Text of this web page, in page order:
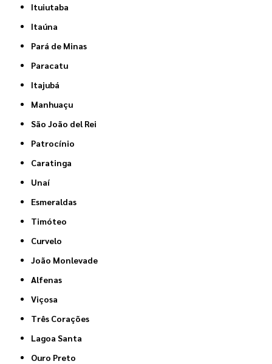
Ituiutaba
Itaúna
Pará de Minas
Paracatu
Itajubá
Manhuaçu
São João del Rei
Patrocínio
Caratinga
Unaí
Esmeraldas
Timóteo
Curvelo
João Monlevade
Alfenas
Viçosa
Três Corações
Lagoa Santa
Ouro Preto